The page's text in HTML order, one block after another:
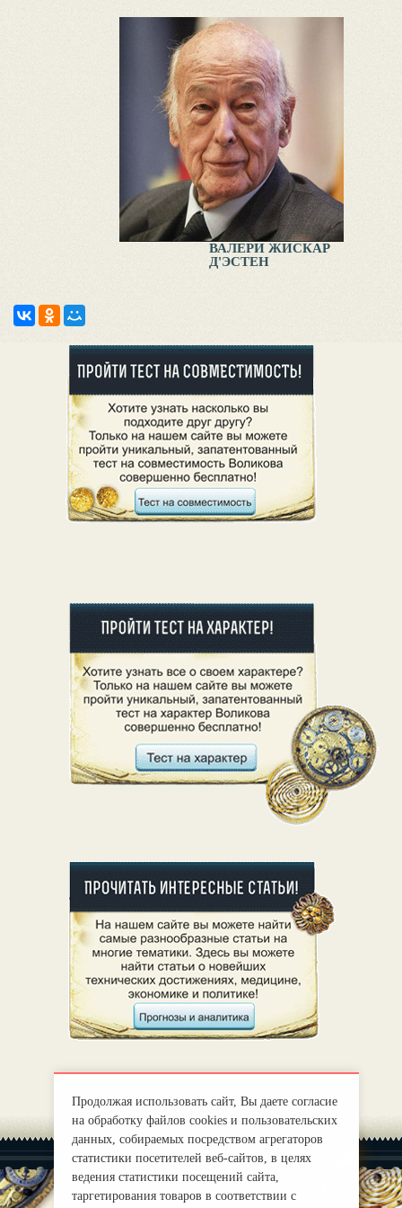
ВАЛЕРИ ЖИСКАР
Д'ЭСТЕН
Продолжая использовать сайт, Вы даете согласие
на обработку файлов cookies и пользовательских
данных, собираемых посредством агрегаторов
статистики посетителей веб-сайтов, в целях
ведения статистики посещений сайта,
таргетирования товаров в соответствии с